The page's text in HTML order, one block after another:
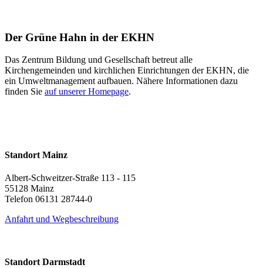
Der Grüne Hahn in der EKHN
Das Zentrum Bildung und Gesellschaft betreut alle
Kirchengemeinden und kirchlichen Einrichtungen der EKHN, die
ein Umweltmanagement aufbauen. Nähere Informationen dazu
finden Sie auf unserer Homepage.
Standort Mainz
Albert-Schweitzer-Straße 113 - 115
55128 Mainz
Telefon 06131 28744-0
Anfahrt und Wegbeschreibung
Standort Darmstadt